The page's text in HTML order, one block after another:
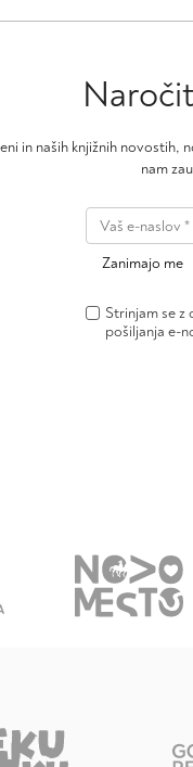
in naših knjižnih
nam
Zanimajo me
Strinjam se z
pošiljanja e-